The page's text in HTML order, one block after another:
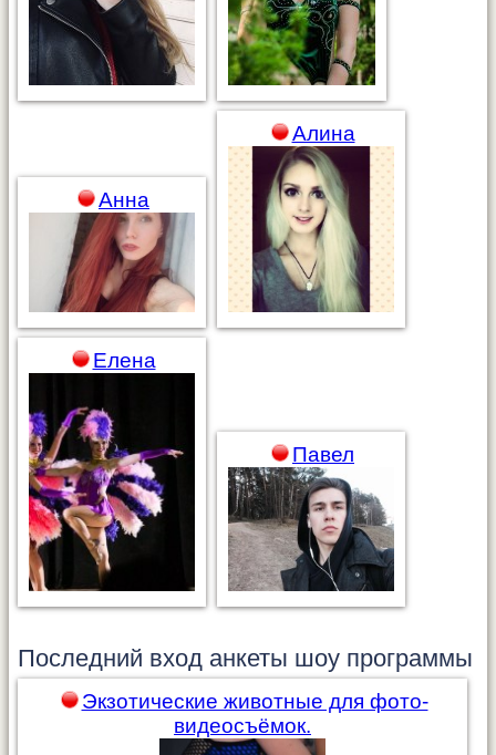
Анна
Алина
Елена
Павел
Последний вход анкеты шоу программы
Экзотические животные для фото-
видеосъёмок.